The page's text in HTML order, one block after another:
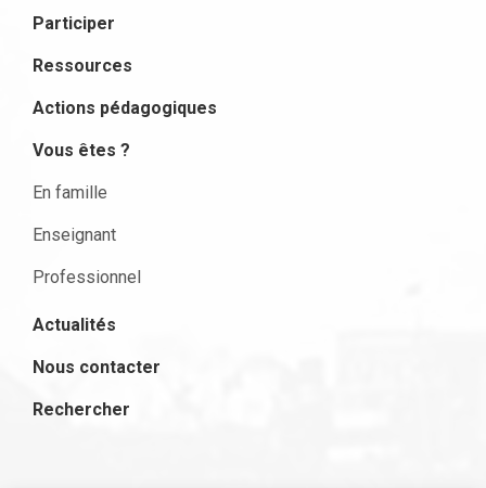
Participer
Ressources
Actions pédagogiques
Vous êtes ?
En famille
Enseignant
Professionnel
Actualités
Nous contacter
Rechercher